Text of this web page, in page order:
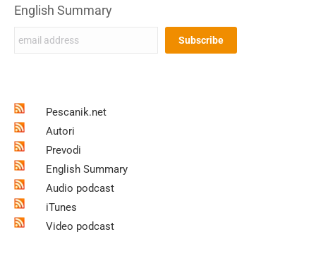
English Summary
Pescanik.net
Autori
Prevodi
English Summary
Audio podcast
iTunes
Video podcast